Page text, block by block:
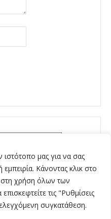
μας για να σας
Κάνοντας κλικ στο
χρήση όλων των
τις "Ρυθμίσεις
συγκατάθεση.